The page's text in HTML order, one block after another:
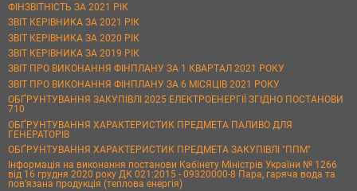
ФІНЗВІТНІСТЬ ЗА 2021 РІК
ЗВІТ КЕРІВНИКА ЗА 2021 РІК
ЗВІТ КЕРІВНИКА ЗА 2020 РІК
ЗВІТ КЕРІВНИКА ЗА 2019 РІК
ЗВІТ ПРО ВИКОНАННЯ ФІНПЛАНУ ЗА 1 КВАРТАЛ 2021 РОКУ
ЗВІТ ПРО ВИКОНАННЯ ФІНПЛАНУ ЗА 6 МІСЯЦІВ 2021 РОКУ
ОБҐРУНТУВАННЯ ЗАКУПІВЛІ 2025 ЕЛЕКТРОЕНЕРГІЇ ЗГІДНО ПОСТАНОВИ
710
ОБҐРУНТУВАННЯ ХАРАКТЕРИСТИК ПРЕДМЕТА ПАЛИВО ДЛЯ
ГЕНЕРАТОРІВ
ОБҐРУНТУВАННЯ ХАРАКТЕРИСТИК ПРЕДМЕТА ЗАКУПІВЛІ "ППМ"
Інформація на виконання постанови Кабінету Міністрів України № 1266
від 16 грудня 2020 року ДК 021:2015 - 09320000-8 Пара, гаряча вода та
пов’язана продукція (теплова енергія)